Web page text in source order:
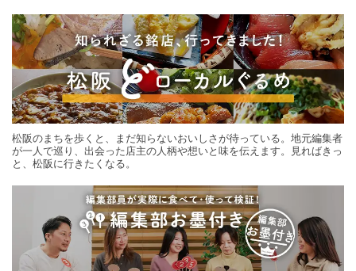
松阪のまちを歩くと、まだ知らないおいしさが待っている。地元編集者
が一人で巡り、出会った店主の人柄や想いと味を伝えます。見ればきっ
と、松阪に行きたくなる。